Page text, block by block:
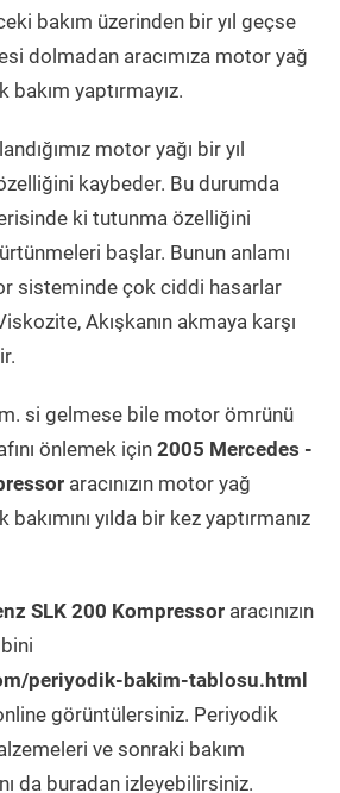
bakım üzerinden bir yıl geçse
dolmadan aracımıza motor yağ
yaptırmayız.
motor yağı bir yıl
kaybeder. Bu durumda
ki tutunma özelliğini
başlar. Bunun anlamı
sisteminde çok ciddi hasarlar
Akışkanın akmaya karşı
si gelmese bile motor ömrünü
önlemek için 2005 Mercedes -
aracınızın motor yağ
yılda bir kez yaptırmanız
SLK 200 Kompressor aracınızın
periyodik-bakim-tablosu.html
görüntülersiniz. Periyodik
ve sonraki bakım
da buradan izleyebilirsiniz.